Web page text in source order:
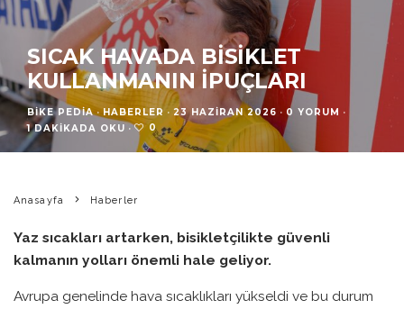
SICAK HAVADA BISIKLET
KULLANMANIN İPUÇLARI
BIKE PEDIA · HABERLER · 23 HAZIRAN 2026 · 0 YORUM ·
1 DAKIKADA OKU · 0
Anasayfa Haberler
Yaz sıcakları artarken, bisikletçilikte güvenli
kalmanın yolları önemli hale geliyor.
Avrupa genelinde hava sıcaklıkları yükseldi ve bu durum